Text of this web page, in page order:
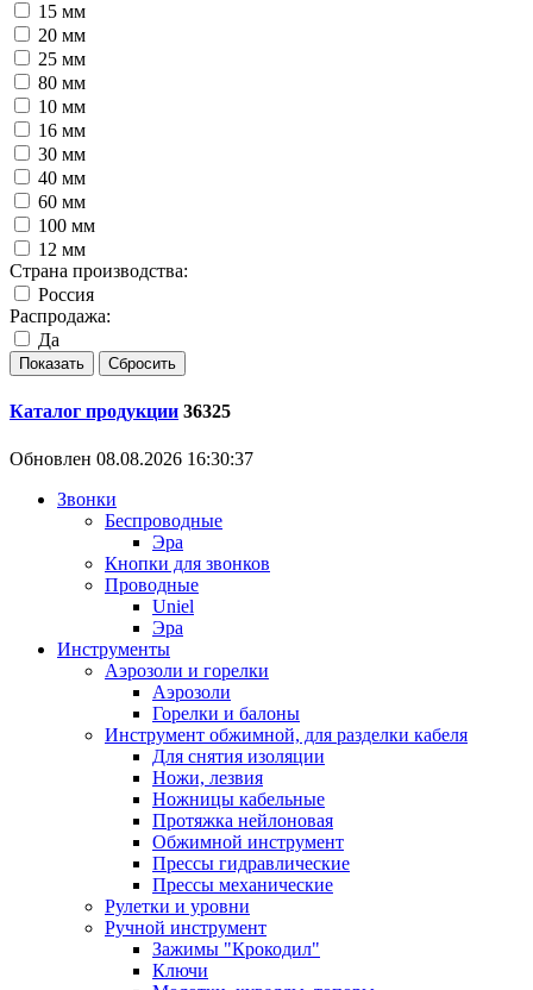
15 мм
20 мм
25 мм
80 мм
10 мм
16 мм
30 мм
40 мм
60 мм
100 мм
12 мм
Страна производства:
Россия
Распродажа:
Да
Каталог продукции 36325
Обновлен 08.08.2026 16:30:37
Звонки
Беспроводные
Эра
Кнопки для звонков
Проводные
Uniel
Эра
Инструменты
Аэрозоли и горелки
Аэрозоли
Горелки и балоны
Инструмент обжимной, для разделки кабеля
Для снятия изоляции
Ножи, лезвия
Ножницы кабельные
Протяжка нейлоновая
Обжимной инструмент
Прессы гидравлические
Прессы механические
Рулетки и уровни
Ручной инструмент
Зажимы "Крокодил"
Ключи